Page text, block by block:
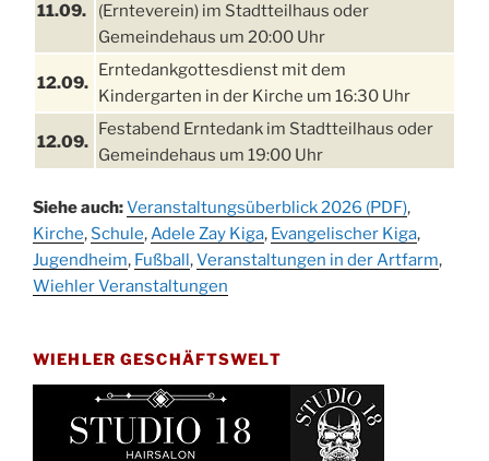
11.09.
(Ernteverein) im Stadtteilhaus oder
Gemeindehaus um 20:00 Uhr
12.09.
Erntedankgottesdienst mit dem
Kindergarten in der Kirche um 16:30 Uhr
12.09.
Festabend Erntedank im Stadtteilhaus oder
Gemeindehaus um 19:00 Uhr
13.09.
Stadtteilhaus um 14:00 Uhr
19.09.
Schlagerabend im Stadtteilhaus
Drabenderhöhe
Kinderbibeltag im Ev. Gemeindehaus von 10-
12 Uhr
09.10.
Afterwork-Andacht um 18:00 Uhr in der
Kirche
Siehe auch:Veranstaltungsüberblick 2026 (PDF),
Kirche, Schule,Adele Zay Kiga, Evangelischer Kiga,
Jugendheim, Fußball,Veranstaltungen in der Artfarm,
Wiehler Veranstaltungen
WIEHLER GESCHÄFTSWELT